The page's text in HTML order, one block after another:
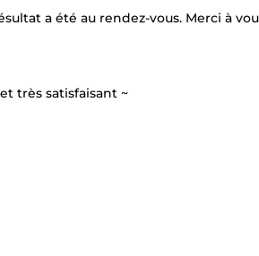
a été au rendez-vous. Merci à
très satisfaisant ~